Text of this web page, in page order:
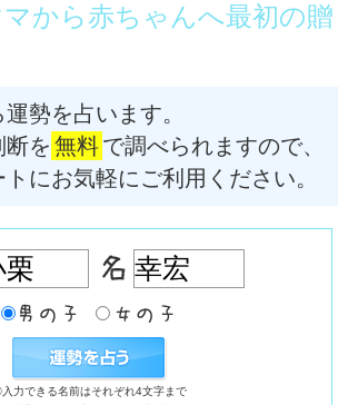
から赤ちゃんへ最初の贈
勢を占います。
断を 無料で調べられますので、
にお気軽にご利用ください。
力できる名前はそれぞれ4文字まで